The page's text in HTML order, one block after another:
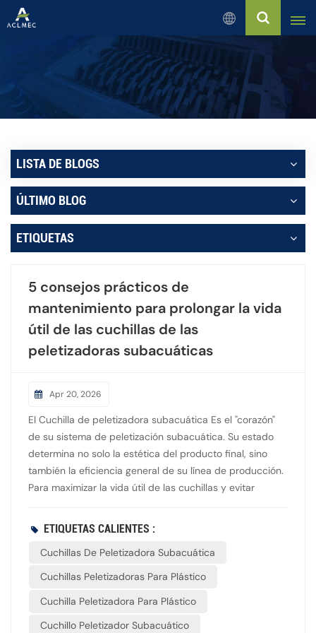
Español
English
Русский
Español
بالعربية
Français
Português
LISTA DE BLOGS
ÚLTIMO BLOG
ETIQUETAS
5 consejos prácticos de
mantenimiento para prolongar la vida
útil de las cuchillas de las
peletizadoras subacuáticas
Apr 20, 2026
El Cuchilla de peletizadora subacuática Es el "corazón"
de su sistema de peletización subacuática. Su estado
determina no solo la estética del producto final, sino
también la eficiencia general de su línea de producción.
Para maximizar la vida útil de las cuchillas y evitar
estas cinco estrategias de mantenimiento esenciales. 1.
entre el cabezal de corte y la placa de troquelado es
delicada. Una presión excesiva sobre las cuchillas
Implemente un ajuste preciso de la presión neumática o
hidráulica que garantice el contacto justo para un corte
ETIQUETAS CALIENTES :
Cuchillas De Peletizadora Subacuática
Cuchillas Peletizadoras Para Plástico
Cuchilla Peletizadora Para Plástico
Cuchillo Peletizador Subacuático